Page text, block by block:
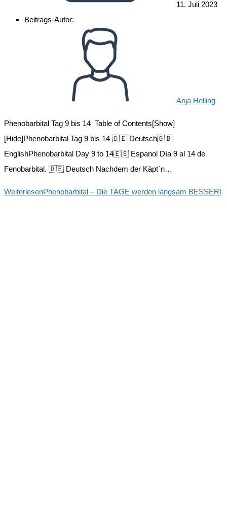
11. Juli 2023
Beitrags-Autor:
Anja Helling
Phenobarbital Tag 9 bis 14 Table of Contents[Show]
[Hide]Phenobarbital Tag 9 bis 14 🇩🇪 Deutsch🇬🇧
EnglishPhenobarbital Day 9 to 14🇪🇸 Espanol Día 9 al 14 de
Fenobarbital. 🇩🇪 Deutsch Nachdem der Käpt´n…
WeiterlesenPhenobarbital – Die TAGE werden langsam BESSER!